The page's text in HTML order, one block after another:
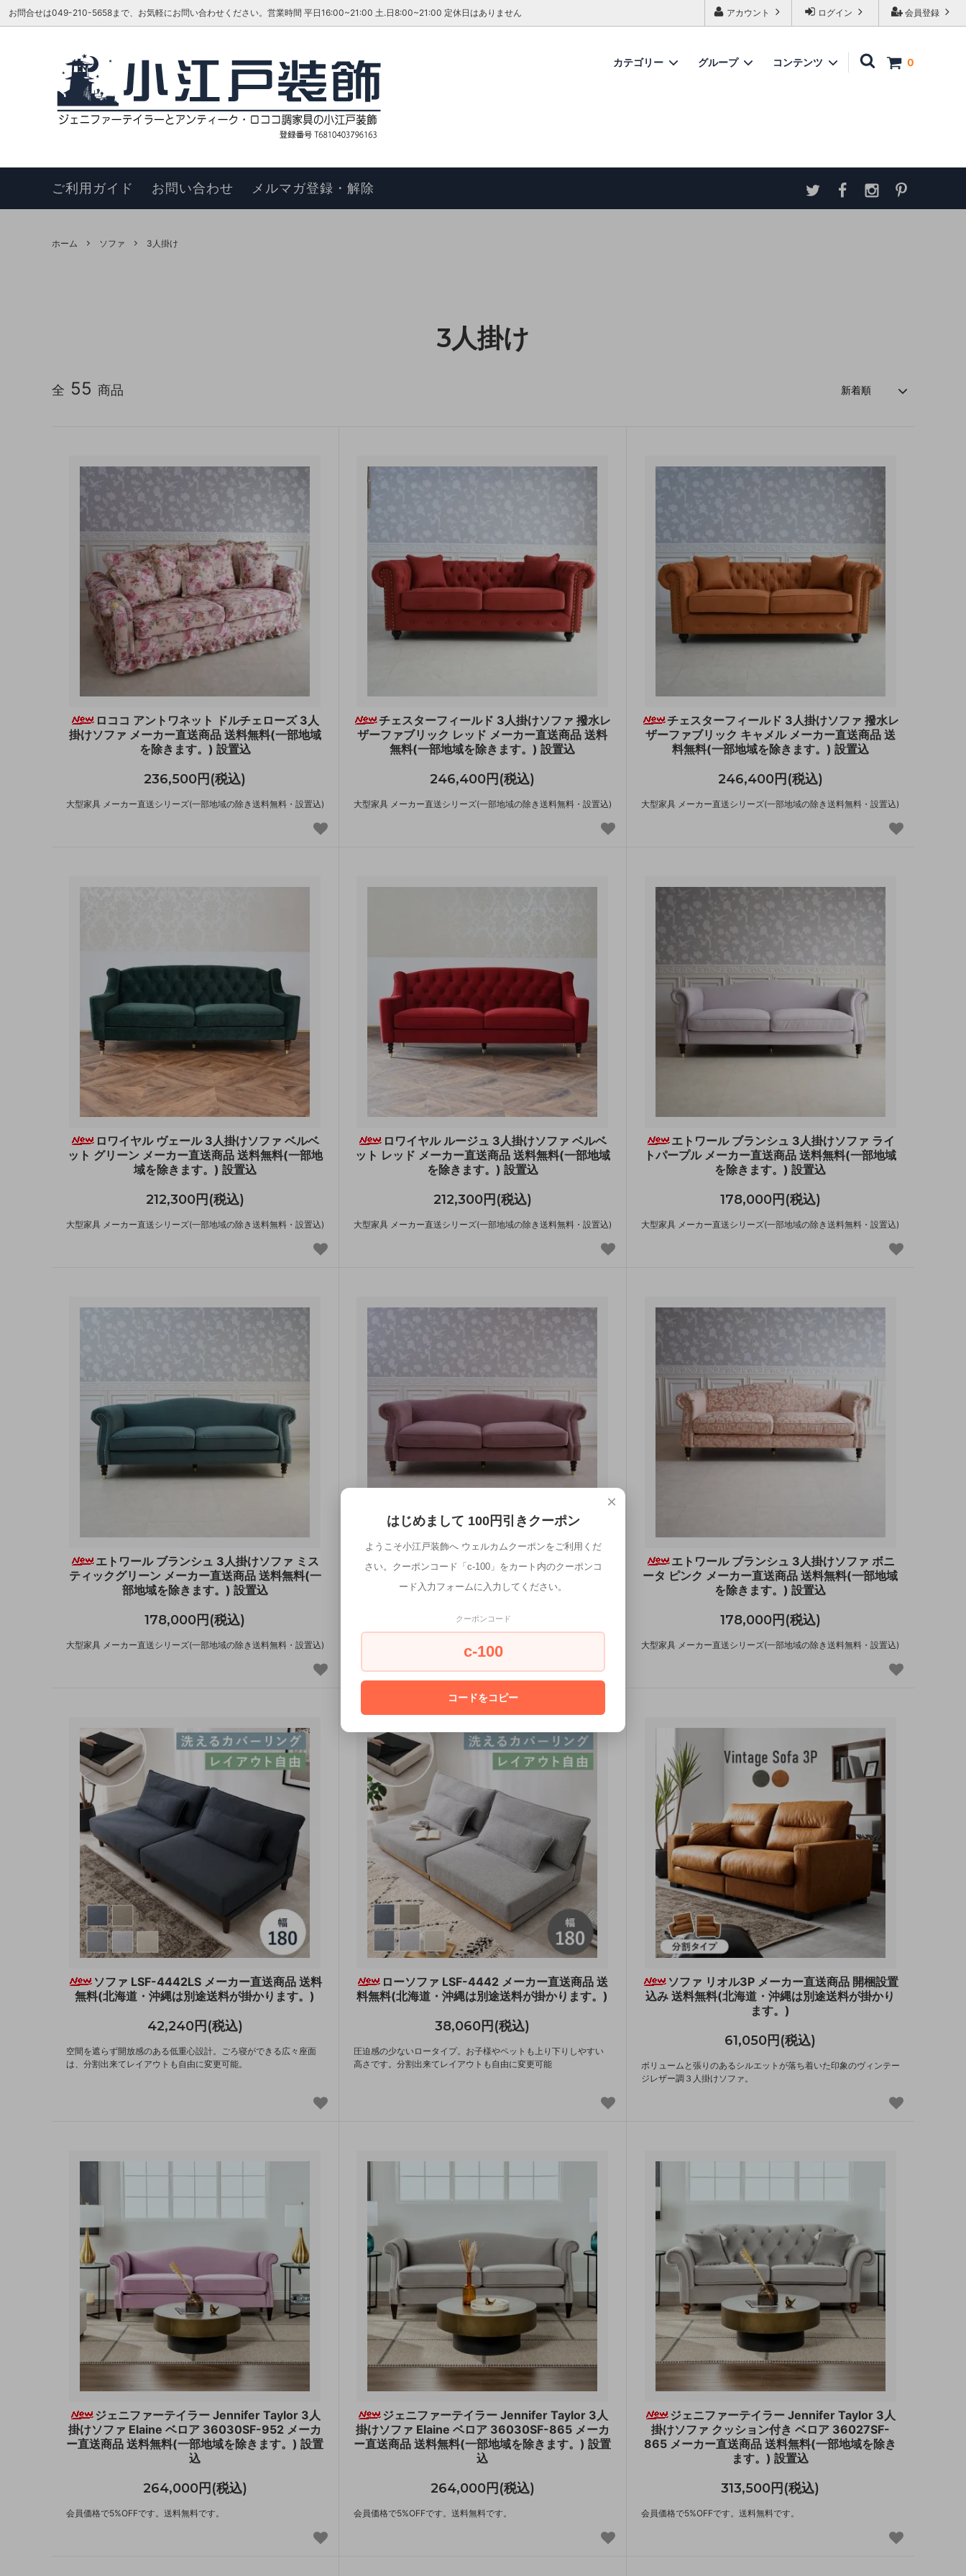
会員登録
ログイン
アカウント
お問合せは049-210-5658まで、お気軽にお問い合わせください。営業時間 平日16:00~21:00 土.日8:00~21:00 定休日はありません
0
カテゴリー
ベッド リビング・ダイニングセット
スツール
チェア ベンチ マントルピース テーブル
ランドリー収納
グループ
TOKAI KAGU/東海家具工業 ジェニファーテイラー
ヴィヴィアン ホームスタイル
コンテンツ
はじめての方へ お知らせ
更新履歴
このサイトについて お買い物の手順 コエドグループ アンティーク商品 概略と取扱い方
ご利用ガイド お問い合わせ メルマガ登録・解除
ホーム ソファ 3人掛け
3人掛け
全 55 商品
ロココ アントワネット ドルチェローズ 3人
掛けソファ メーカー直送商品 送料無料(一部地域
を除きます。) 設置込
236,500円(税込)
大型家具 メーカー直送シリーズ(一部地域の除き送料無料・設置込)
チェスターフィールド 3人掛けソファ 撥水レ
ザーファブリック レッド メーカー直送商品 送料
無料(一部地域を除きます。) 設置込
246,400円(税込)
大型家具 メーカー直送シリーズ(一部地域の除き送料無料・設置込)
チェスターフィールド 3人掛けソファ 撥水レ
ザーファブリック キャメル メーカー直送商品 送
料無料(一部地域を除きます。) 設置込
246,400円(税込)
大型家具 メーカー直送シリーズ(一部地域の除き送料無料・設置込)
ロワイヤル ヴェール 3人掛けソファ ベルベ
ット グリーン メーカー直送商品 送料無料(一部地
域を除きます。) 設置込
212,300円(税込)
大型家具 メーカー直送シリーズ(一部地域の除き送料無料・設置込)
ロワイヤル ルージュ 3人掛けソファ ベルベ
ット レッド メーカー直送商品 送料無料(一部地域
を除きます。) 設置込
212,300円(税込)
大型家具 メーカー直送シリーズ(一部地域の除き送料無料・設置込)
エトワール ブランシュ 3人掛けソファ ライ
トパープル メーカー直送商品 送料無料(一部地域
を除きます。) 設置込
178,000円(税込)
大型家具 メーカー直送シリーズ(一部地域の除き送料無料・設置込)
エトワール ブランシュ 3人掛けソファ ミス
ティックグリーン メーカー直送商品 送料無料(一
部地域を除きます。) 設置込
178,000円(税込)
大型家具 メーカー直送シリーズ(一部地域の除き送料無料・設置込)
エトワール ブランシュ 3人掛けソファ アン
ティークローズ メーカー直送商品 送料無料(一部
地域を除きます。) 設置込
178,000円(税込)
大型家具 メーカー直送シリーズ(一部地域の除き送料無料・設置込)
エトワール ブランシュ 3人掛けソファ ボニ
ータ ピンク メーカー直送商品 送料無料(一部地域
を除きます。) 設置込
178,000円(税込)
大型家具 メーカー直送シリーズ(一部地域の除き送料無料・設置込)
ソファ LSF-4442LS メーカー直送商品 送料
無料(北海道・沖縄は別途送料が掛かります。)
42,240円(税込)
空間を遮らず開放感のある低重心設計。ごろ寝ができる広々座面
は、分割出来てレイアウトも自由に変更可能。
ローソファ LSF-4442 メーカー直送商品 送
料無料(北海道・沖縄は別途送料が掛かります。)
38,060円(税込)
圧迫感の少ないロータイプ。お子様やペットも上り下りしやすい
高さです。分割出来てレイアウトも自由に変更可能
ソファ リオル3P メーカー直送商品 開梱設置
込み 送料無料(北海道・沖縄は別途送料が掛かり
ます。)
61,050円(税込)
ボリュームと張りのあるシルエットが落ち着いた印象のヴィンテー
ジレザー調３人掛けソファ。
ジェニファーテイラー Jennifer Taylor 3人
掛けソファ Elaine ベロア 36030SF-952 メーカ
ー直送商品 送料無料(一部地域を除きます。) 設置
込
264,000円(税込)
会員価格で5%OFFです。送料無料です。
ジェニファーテイラー Jennifer Taylor 3人
掛けソファ Elaine ベロア 36030SF-865 メーカ
ー直送商品 送料無料(一部地域を除きます。) 設置
込
264,000円(税込)
会員価格で5%OFFです。送料無料です。
ジェニファーテイラー Jennifer Taylor 3人
掛けソファ クッション付き ベロア 36027SF-
865 メーカー直送商品 送料無料(一部地域を除き
ます。) 設置込
313,500円(税込)
会員価格で5%OFFです。送料無料です。
×
はじめまして 100円引きクーポン
ようこそ小江戸装飾へ ウェルカムクーポンをご利用くだ
さい。クーポンコード「c-100」をカート内のクーポンコ
ード入力フォームに入力してください。
クーポンコード
c-100
コードをコピー